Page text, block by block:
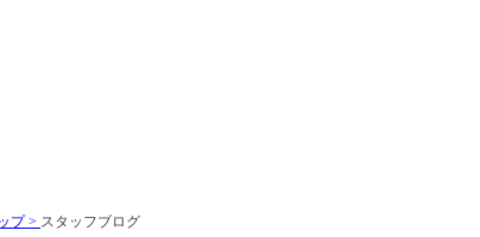
プ > スタッフブログ